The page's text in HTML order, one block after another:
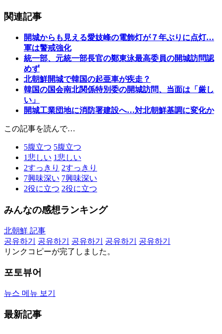
関連記事
開城からも見える愛妓峰の電飾灯が７年ぶりに点灯…
軍は警戒強化
統一部、元統一部長官の鄭東泳最高委員の開城訪問認
めず
北朝鮮開城で韓国の起亜車が疾走？
韓国の国会南北関係特別委の開城訪問、当面は「厳し
い」
開城工業団地に消防署建設へ…対北朝鮮基調に変化か
この記事を読んで…
5腹立つ 5腹立つ
1悲しい 1悲しい
2すっきり 2すっきり
7興味深い 7興味深い
2役に立つ 2役に立つ
みんなの感想ランキング
北朝鮮 記事
공유하기
공유하기 공유하기 공유하기
공유하기
リンクコピーが完了しました。
포토뷰어
뉴스 메뉴 보기
最新記事